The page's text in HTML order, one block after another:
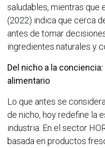
saludables, mientras que
(2022) indica que cerca
antes de tomar
ingredientes naturales y
Del nicho a la
alimentario
Lo que antes se
de nicho, hoy redefine la
industria. En el sector
basada en productos